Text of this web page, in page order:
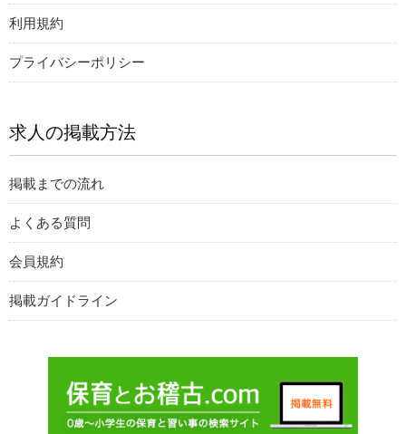
利用規約
プライバシーポリシー
求人の掲載方法
掲載までの流れ
よくある質問
会員規約
掲載ガイドライン